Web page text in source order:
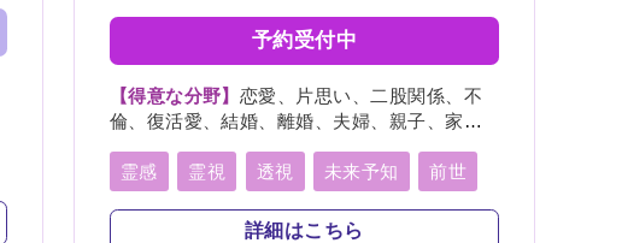
予約受付中
【得意な分野】 恋愛、片思い、二股関係、不
倫、復活愛、結婚、離婚、夫婦、親子、家
性、経営、転職、適職、進路、未来、育児、
介護、健康、金運、仕事、引越し、開運、教
育、過去、浮気、総合運、運勢、命名、改名
霊感 霊視 透視 未来予知 前世
守護霊 背後霊
詳細はこちら